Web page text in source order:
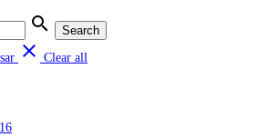
search
Search
close Clear all